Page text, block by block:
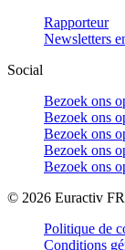
Rapporteur
Newsletters
Social
Bezoek ons
Bezoek ons
Bezoek ons
Bezoek ons
Bezoek ons
© 2026 Euractiv
Politique de
Conditions